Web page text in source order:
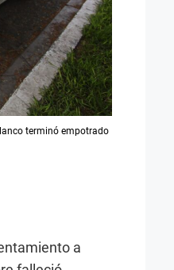
terminó empotrado
a